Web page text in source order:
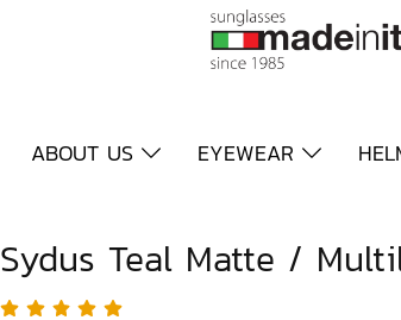
ABOUT US EYEWEAR
Sydus Teal Matte /